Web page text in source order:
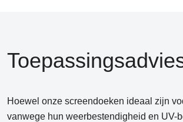
Hoewel onze screendoeken ideaal zijn
vanwege hun weerbestendigheid en UV-